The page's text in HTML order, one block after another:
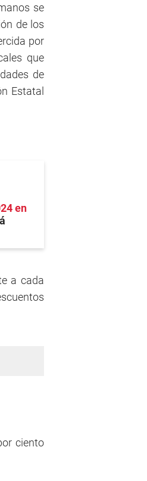
se
de los
por
que
de
Estatal
en
a cada
ciento